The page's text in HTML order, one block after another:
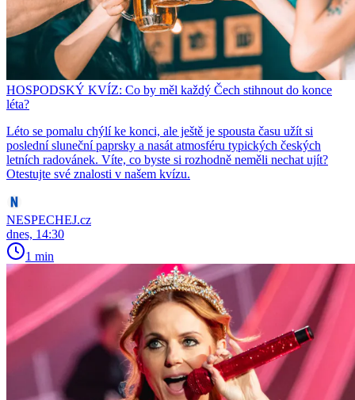
HOSPODSKÝ KVÍZ: Co by měl každý Čech stihnout do konce
léta?
Léto se pomalu chýlí ke konci, ale ještě je spousta času užít si
poslední sluneční paprsky a nasát atmosféru typických českých
letních radovánek. Víte, co byste si rozhodně neměli nechat ujít?
Otestujte své znalosti v našem kvízu.
NESPECHEJ.cz
dnes, 14:30
1 min